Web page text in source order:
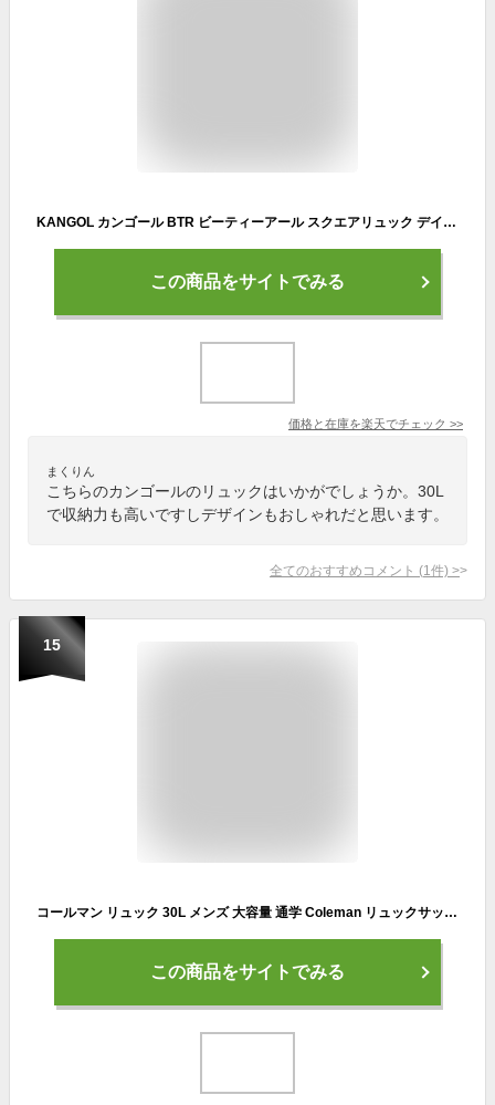
KANGOL カンゴール BTR ビーティーアール スクエアリュック デイパック リュックサック バックパック 30L メンズ レディース 男女兼用 ジュニア 学生 高校生 大学生 B4 A4 通勤 通学 普段使い 大容量 PC収納 軽量 抗菌 防臭 ブランド オシャレ 人気 カジュアル 250-1541
この商品をサイトでみる
価格と在庫を楽天でチェック >>
まくりん
こちらのカンゴールのリュックはいかがでしょうか。30L
で収納力も高いですしデザインもおしゃれだと思います。
全てのおすすめコメント (1 件) >
15
コールマン リュック 30L メンズ 大容量 通学 Coleman リュックサック レディース 通勤 ブランド女性 男性 WALKER ウォーカー WALKER SQUARE BACKPACK スクエアリュック ウォーカースクエアバックパック デイパック B4 PC収納 旅行 アウトドア 男女兼用 撥水 鞄
この商品をサイトでみる